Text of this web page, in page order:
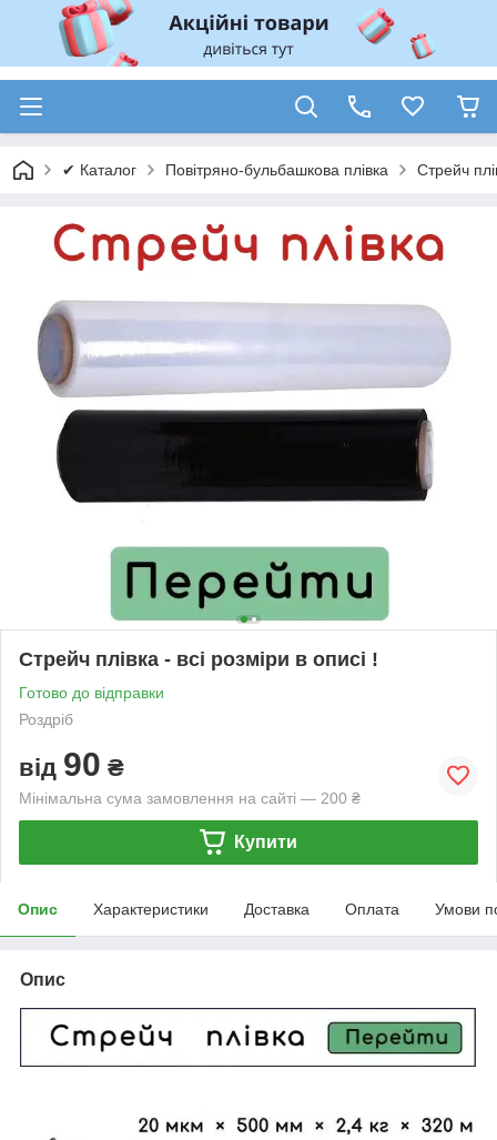
✔ Каталог Повітряно-бульбашкова плівка Стрейч
Стрейч плівка - всі розміри в описі !
Готово до відправки
Роздріб
від 90 ₴
Мінімальна сума замовлення на сайті — 200 ₴
Купити
Опис Характеристики Доставка Оплата Умови
Опис